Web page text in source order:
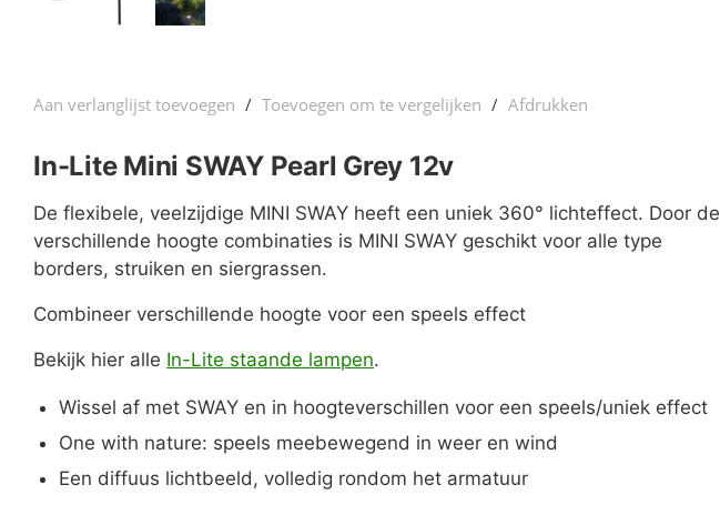
Aan verlanglijst toevoegen / Toevoegen om te vergelijken / Afdrukken
In-Lite Mini SWAY Pearl Grey 12v
De flexibele, veelzijdige MINI SWAY heeft een uniek 360° lichteffect. Door de
verschillende hoogte combinaties is MINI SWAY geschikt voor alle type
borders, struiken en siergrassen.
Combineer verschillende hoogte voor een speels effect
Bekijk hier alle In-Lite staande lampen.
Wissel af met SWAY en in hoogteverschillen voor een speels/uniek effect
One with nature: speels meebewegend in weer en wind
Een diffuus lichtbeeld, volledig rondom het armatuur